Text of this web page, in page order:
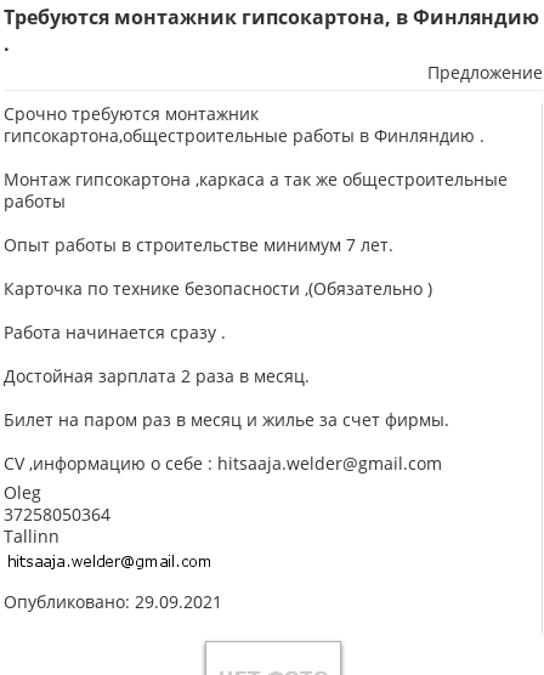
Требуются монтажник гипсокартона, в Финляндию
.
Предложение
Срочно требуются монтажник
гипсокартона,общестроительные работы в Финляндию .
Монтаж гипсокартона ,каркаса а так же общестроительные
работы
Опыт работы в строительстве минимум 7 лет.
Карточка по технике безопасности ,(Обязательно )
Работа начинается сразу .
Достойная зарплата 2 раза в месяц.
Билет на паром раз в месяц и жилье за счет фирмы.
CV ,информацию о себе : hitsaaja.welder@gmail.com
Oleg
37258050364
Tallinn
Опубликовано: 29.09.2021